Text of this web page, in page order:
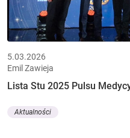
5.03.2026
Emil Zawieja
Lista Stu 2025 Pulsu
Aktualności